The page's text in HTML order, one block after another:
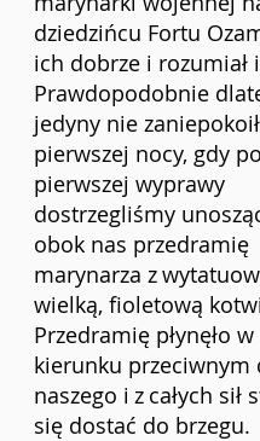
dziedzińcu Fortu
ich dobrze i rozumiał
Prawdopodobnie
jedyny nie
pierwszej nocy, gdy
pierwszej wyprawy
dostrzegliśmy
obok nas przedramię
marynarza z
wielką, fioletową
Przedramię płynęło w
kierunku przeciwnym
naszego i z całych sił
się dostać do brzegu.